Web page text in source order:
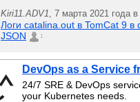
Kiri11.ADV1, 7 марта 2021 года
Логи catalina.out в TomCat 9
JSON
1
DevOps as a Service
24/7 SRE & DevOps
your Kubernetes needs.